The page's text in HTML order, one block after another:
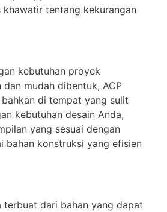
khawatir tentang kekurangan
kebutuhan proyek
mudah dibentuk, ACP
di tempat yang sulit
kebutuhan desain Anda,
yang sesuai dengan
bahan konstruksi yang efisien
terbuat dari bahan yang dapat